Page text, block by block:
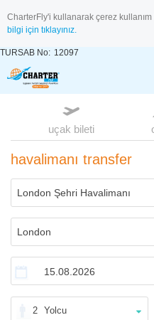
CharterFly'i kullanarak çerez
bilgi için tıklayınız.
TURSAB No: 12097
uçak bileti
havalimanı transfer
2 Yolcu